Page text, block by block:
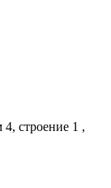
строение 1 ,